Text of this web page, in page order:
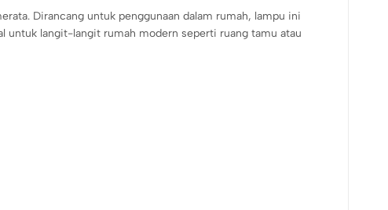
Dirancang untuk penggunaan dalam rumah, lampu ini
untuk langit-langit rumah modern seperti ruang tamu atau